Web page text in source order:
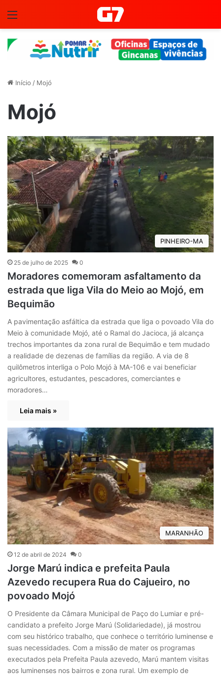
Início / Mojó
Mojó
PINHEIRO-MA
25 de julho de 2025 0
Moradores comemoram asfaltamento da
estrada que liga Vila do Meio ao Mojó, em
Bequimão
A pavimentação asfáltica da estrada que liga o povoado Vila do
Meio à comunidade Mojó, até o Ramal do Jacioca, já alcança
trechos importantes da zona rural de Bequimão e tem mudado
a realidade de dezenas de famílias da região. A via de 8
quilômetros interliga o Polo Mojó à MA-106 e vai beneficiar
agricultores, estudantes, pescadores, comerciantes e
moradores…
Leia mais »
MARANHÃO
12 de abril de 2024 0
Jorge Marú indica e prefeita Paula
Azevedo recupera Rua do Cajueiro, no
povoado Mojó
O Presidente da Câmara Municipal de Paço do Lumiar e pré-
candidato a prefeito Jorge Marú (Solidariedade), já mostrou
com seu histórico trabalho, que conhece o território luminense e
suas necessidades. Com a missão de mater os programas
executados pela Prefeita Paula azevedo, Marú mantem visitas
aos luminenses nos bairros e zona rural. Um exemplo de